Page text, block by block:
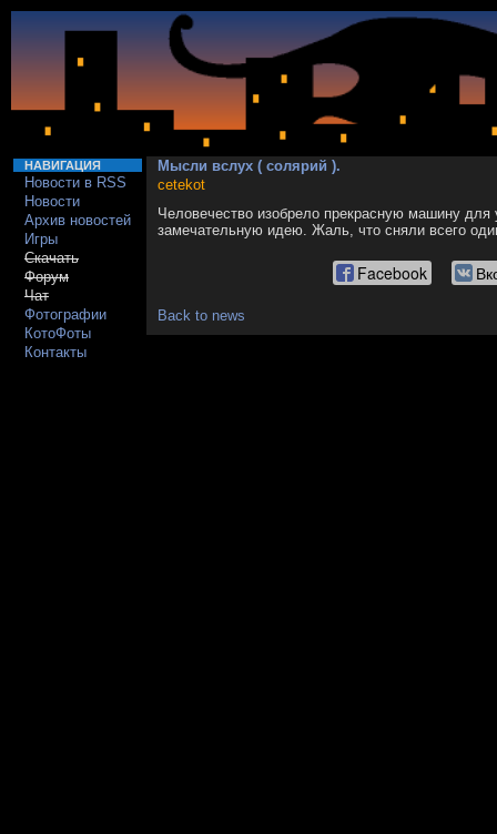
НАВИГАЦИЯ
Новости в RSS
Новости
Архив новостей
Игры
Скачать
Форум
Чат
Фотографии
КотоФоты
Контакты
Мысли вслух ( солярий ).
cetekot
Человечество изобрело прекрасную машину
замечательную идею. Жаль, что сняли всего
Facebook
Back to news